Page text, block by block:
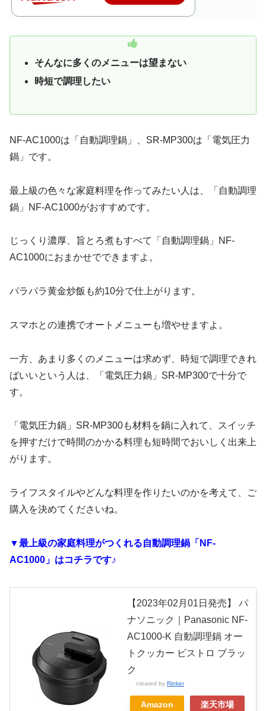
そんなに多くのメニューは望まない
時短で調理したい
NF-AC1000は「自動調理鍋」、SR-MP300は「電気圧力
鍋」です。
最上級の色々な家庭料理を作ってみたい人は、「自動調理
鍋」NF-AC1000がおすすめです。
じっくり濃厚、旨とろ煮もすべて「自動調理鍋」NF-
AC1000におまかせでできますよ。
パラパラ黄金炒飯も約10分で仕上がります。
スマホとの連携でオートメニューも増やせますよ。
一方、あまり多くのメニューは求めず、時短で調理できれ
ばいいという人は、「電気圧力鍋」SR-MP300で十分で
す。
「電気圧力鍋」SR-MP300も材料を鍋に入れて、スイッチ
を押すだけで時間のかかる料理も短時間でおいしく出来上
がります。
ライフスタイルやどんな料理を作りたいのかを考えて、ご
購入を決めてくださいね。
▼最上級の家庭料理がつくれる自動調理鍋「NF-
AC1000」はコチラです♪
【2023年02月01日発売】 パ
ナソニック｜Panasonic NF-
AC1000-K 自動調理鍋 オー
トクッカー ビストロ ブラッ
ク
created by Rinker
Amazon 楽天市場